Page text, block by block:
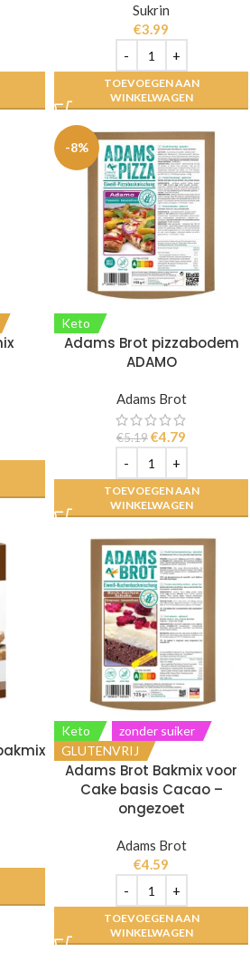
Sukrin
€3.99
TOEVOEGEN AAN
WINKELWAGEN
-8%
Keto
Adams Brot pizzabodem
ADAMO
Adams Brot
€5.19€4.79
TOEVOEGEN AAN
WINKELWAGEN
Keto
zonder suiker
GLUTENVRIJ
Adams Brot Bakmix voor
Cake basis Cacao –
ongezoet
Adams Brot
€4.59
TOEVOEGEN AAN
WINKELWAGEN